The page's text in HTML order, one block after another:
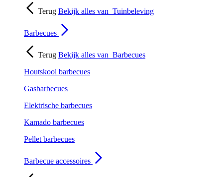
Terug Bekijk alles van Tuinbeleving
Barbecues
Terug Bekijk alles van Barbecues
Houtskool barbecues
Gasbarbecues
Elektrische barbecues
Kamado barbecues
Pellet barbecues
Barbecue accessoires